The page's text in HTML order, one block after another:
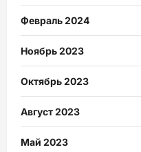
Февраль 2024
Ноябрь 2023
Октябрь 2023
Август 2023
Май 2023